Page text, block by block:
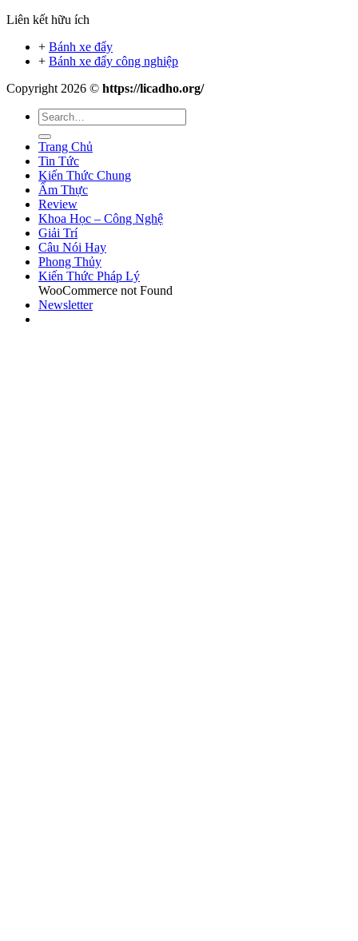
Liên kết hữu ích
+ Bánh xe đẩy
+ Bánh xe đẩy công nghiệp
Copyright 2026 © https://licadho.org/
Trang Chủ
Tin Tức
Kiến Thức Chung
Ẩm Thực
Review
Khoa Học – Công Nghệ
Giải Trí
Câu Nói Hay
Phong Thủy
Kiến Thức Pháp Lý
WooCommerce not Found
Newsletter